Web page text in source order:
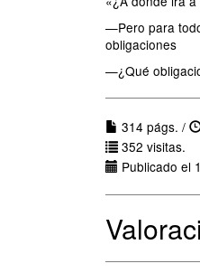
—Pero para
obligaciones
—¿Qué
314 págs. /
352 visitas.
Publicado el